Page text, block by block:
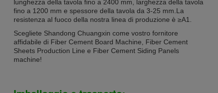
lunghezza della tavola fino a 2400 mm, larghezza della tavola
fino a 1200 mm e spessore della tavola da 3-25 mm.La
resistenza al fuoco della nostra linea di produzione è ≥A1.
Scegliete Shandong Chuangxin come vostro fornitore
affidabile di Fiber Cement Board Machine, Fiber Cement
Sheets Production Line e Fiber Cement Siding Panels
machine!